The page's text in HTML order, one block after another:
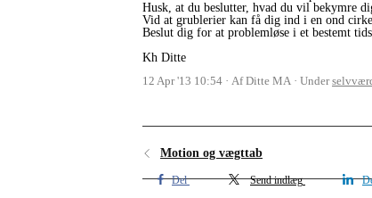
Husk, at du beslutter, hvad du vil bekymre
Vid at grublerier kan få dig ind i en ond
Beslut dig for at problemløse i et bestemt
Kh Ditte
12 Apr '13 10:54
Af Ditte MA Under
Motion og vægttab
Del Send indlæg